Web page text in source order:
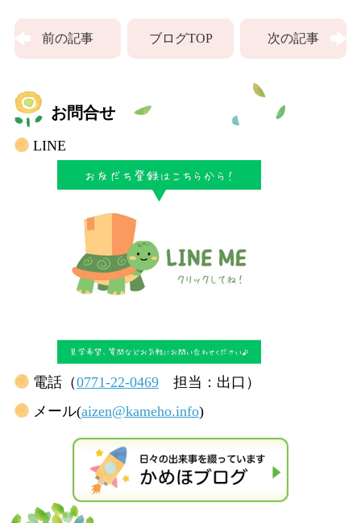
前の記事 ブログTOP 次の記事
お問合せ
LINE
電話（0771-22-0469担当：出口）
メール(aizen@kameho.info)